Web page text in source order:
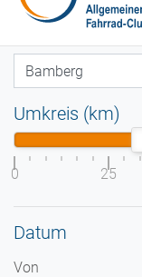
Umkreis (km)
0 25
Datum
Von